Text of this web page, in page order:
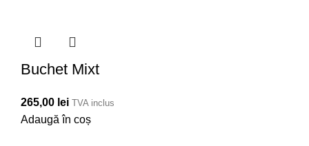
Buchet Mixt
265,00 lei TVA inclus
Adaugă în coș